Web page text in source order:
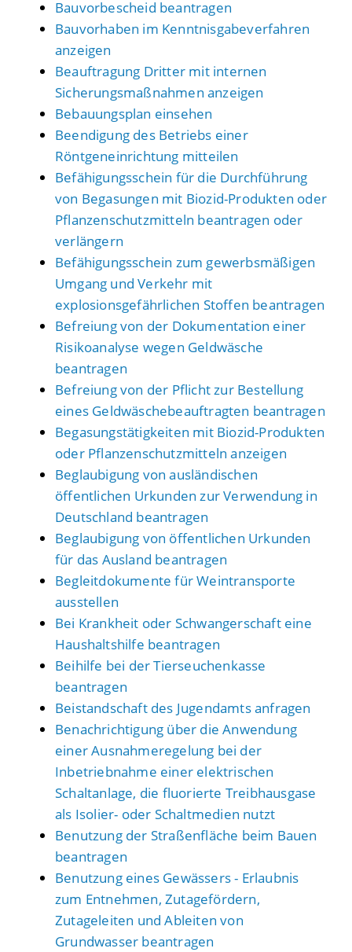
Bauvorbescheid beantragen
Bauvorhaben im Kenntnisgabeverfahren
anzeigen
Beauftragung Dritter mit internen
Sicherungsmaßnahmen anzeigen
Bebauungsplan einsehen
Beendigung des Betriebs einer
Röntgeneinrichtung mitteilen
Befähigungsschein für die Durchführung
von Begasungen mit Biozid-Produkten oder
Pflanzenschutzmitteln beantragen oder
verlängern
Befähigungsschein zum gewerbsmäßigen
Umgang und Verkehr mit
explosionsgefährlichen Stoffen beantragen
Befreiung von der Dokumentation einer
Risikoanalyse wegen Geldwäsche
beantragen
Befreiung von der Pflicht zur Bestellung
eines Geldwäschebeauftragten beantragen
Begasungstätigkeiten mit Biozid-Produkten
oder Pflanzenschutzmitteln anzeigen
Beglaubigung von ausländischen
öffentlichen Urkunden zur Verwendung in
Deutschland beantragen
Beglaubigung von öffentlichen Urkunden
für das Ausland beantragen
Begleitdokumente für Weintransporte
ausstellen
Bei Krankheit oder Schwangerschaft eine
Haushaltshilfe beantragen
Beihilfe bei der Tierseuchenkasse
beantragen
Beistandschaft des Jugendamts anfragen
Benachrichtigung über die Anwendung
einer Ausnahmeregelung bei der
Inbetriebnahme einer elektrischen
Schaltanlage, die fluorierte Treibhausgase
als Isolier- oder Schaltmedien nutzt
Benutzung der Straßenfläche beim Bauen
beantragen
Benutzung eines Gewässers - Erlaubnis
zum Entnehmen, Zutagefördern,
Zutageleiten und Ableiten von
Grundwasser beantragen